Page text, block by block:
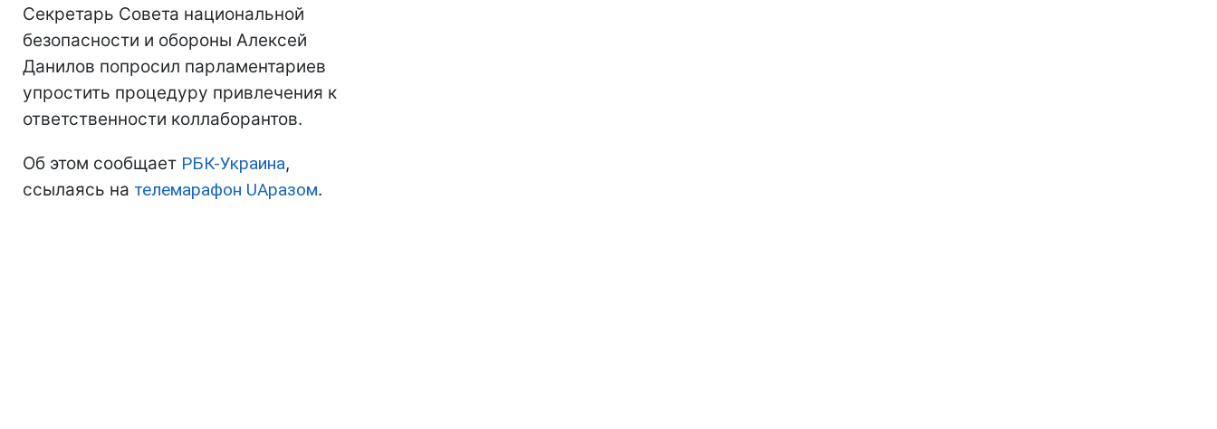
Секретарь Совета национальной
безопасности и обороны Алексей
Данилов попросил парламентариев
упростить процедуру привлечения к
ответственности коллаборантов.
Об этом сообщает РБК-Украина,
ссылаясь на телемарафон UAразом.